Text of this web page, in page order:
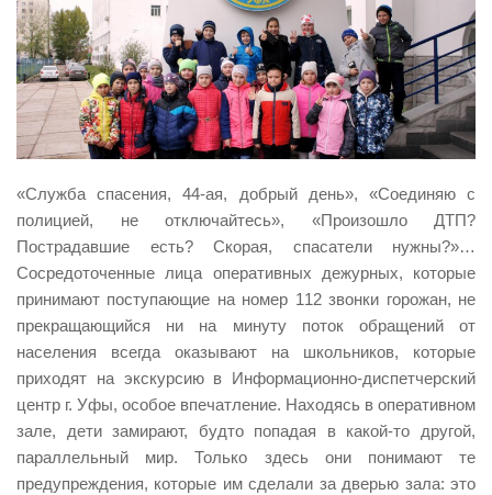
Виды деятельности
Обслуживание опасных производственных объектов
Оказание платных образовательных услуг
УГЗ рекомендует
Как стать спасателем
Уголок гражданской обороны
СМИ о нас
Наша работа
Фотогалерея
Обращения
«Служба спасения, 44-ая, добрый день», «Соединяю с
полицией, не отключайтесь», «Произошло ДТП?
Пострадавшие есть? Скорая, спасатели нужны?»…
Сосредоточенные лица оперативных дежурных, которые
принимают поступающие на номер 112 звонки горожан, не
прекращающийся ни на минуту поток обращений от
населения всегда оказывают на школьников, которые
приходят на экскурсию в Информационно-диспетчерский
центр г. Уфы, особое впечатление. Находясь в оперативном
зале, дети замирают, будто попадая в какой-то другой,
параллельный мир. Только здесь они понимают те
предупреждения, которые им сделали за дверью зала: это